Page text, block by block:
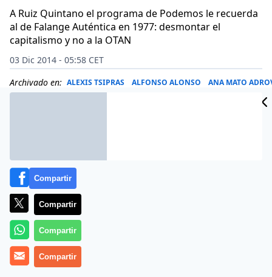
A Ruiz Quintano el programa de Podemos le recuerda
al de Falange Auténtica en 1977: desmontar el
capitalismo y no a la OTAN
03 Dic 2014 - 05:58 CET
Archivado en: ALEXIS TSIPRAS ALFONSO ALONSO ANA MATO
Compartir
Compartir
Compartir
Compartir